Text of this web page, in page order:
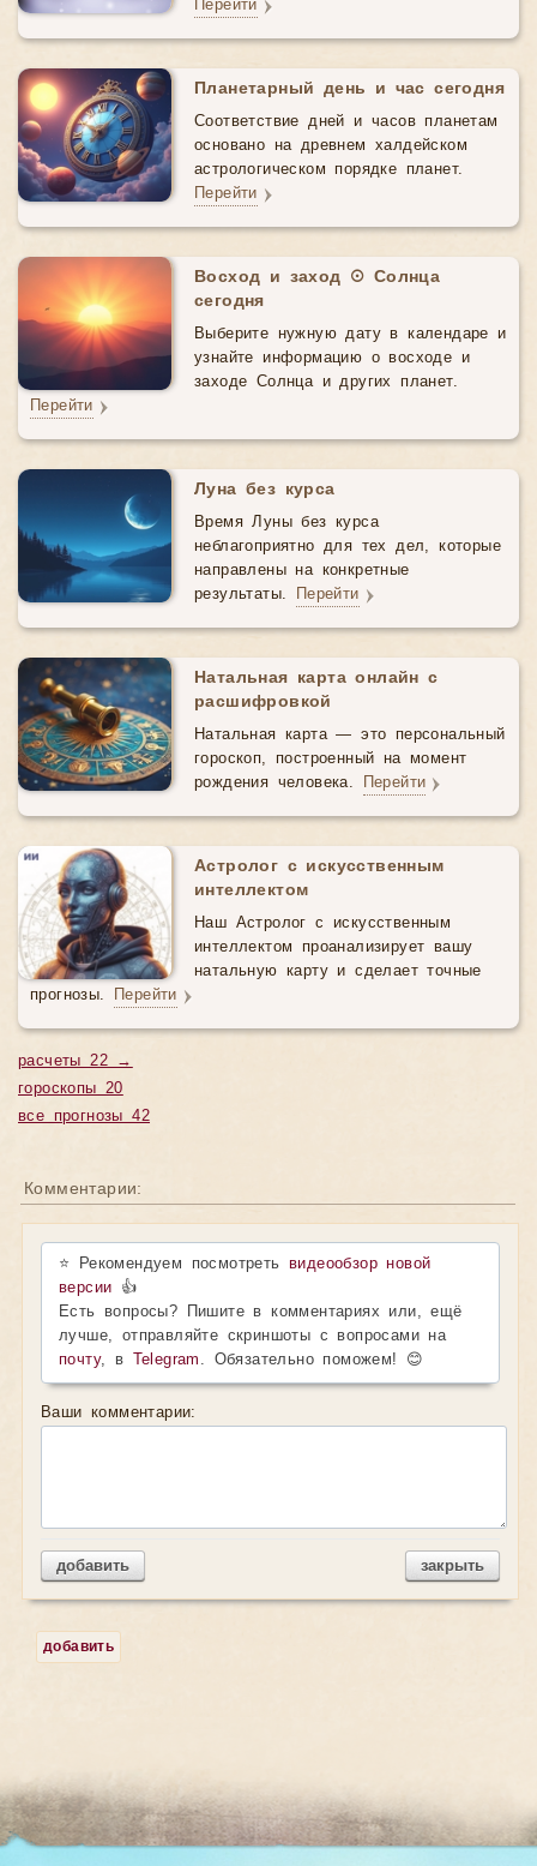
Перейти
Планетарный день и час сегодня
Соответствие дней и часов планетам
основано на древнем халдейском
астрологическом порядке планет.
Перейти
Восход и заход ☉ Солнца
сегодня
Выберите нужную дату в календаре и
узнайте информацию о восходе и
заходе Солнца и других планет.
Перейти
Луна без курса
Время Луны без курса
неблагоприятно для тех дел, которые
направлены на конкретные
результаты. Перейти
Натальная карта онлайн с
расшифровкой
Натальная карта — это персональный
гороскоп, построенный на момент
рождения человека. Перейти
Астролог с искусственным
интеллектом
Наш Астролог с искусственным
интеллектом проанализирует вашу
натальную карту и сделает точные
прогнозы. Перейти
расчеты 22 →
гороскопы 20
все прогнозы 42
Комментарии:
⭐ Рекомендуем посмотретьвидеообзор новой
версии 👍
Есть вопросы? Пишите в комментариях или, ещё
лучше, отправляйте скриншоты с вопросами на
почту, в Telegram . Обязательно поможем! 😊
Ваши комментарии:
добавить закрыть
добавить